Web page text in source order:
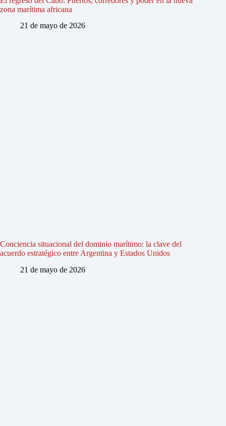
zona marítima africana
21 de mayo de 2026
Conciencia situacional del dominio marítimo: la clave del
acuerdo estratégico entre Argentina y Estados Unidos
21 de mayo de 2026